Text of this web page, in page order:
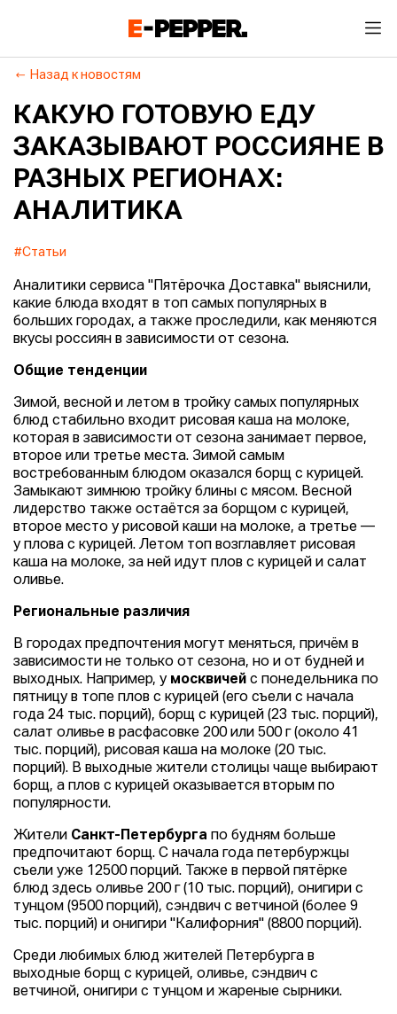
Назад к новостям
КАКУЮ ГОТОВУЮ ЕДУ
ЗАКАЗЫВАЮТ РОССИЯНЕ В
РАЗНЫХ РЕГИОНАХ:
АНАЛИТИКА
#Статьи
Аналитики сервиса "Пятёрочка Доставка" выяснили,
какие блюда входят в топ самых популярных в
больших городах, а также проследили, как меняются
вкусы россиян в зависимости от сезона.
Общие тенденции
Зимой, весной и летом в тройку самых популярных
блюд стабильно входит рисовая каша на молоке,
которая в зависимости от сезона занимает первое,
второе или третье места. Зимой самым
востребованным блюдом оказался борщ с курицей.
Замыкают зимнюю тройку блины с мясом. Весной
лидерство также остаётся за борщом с курицей,
второе место у рисовой каши на молоке, а третье —
у плова с курицей. Летом топ возглавляет рисовая
каша на молоке, за ней идут плов с курицей и салат
оливье.
Региональные различия
В городах предпочтения могут меняться, причём в
зависимости не только от сезона, но и от будней и
выходных. Например, у москвичей с понедельника по
пятницу в топе плов с курицей (его съели с начала
года 24 тыс. порций), борщ с курицей (23 тыс. порций),
салат оливье в расфасовке 200 или 500 г (около 41
тыс. порций), рисовая каша на молоке (20 тыс.
порций). В выходные жители столицы чаще выбирают
борщ, а плов с курицей оказывается вторым по
популярности.
Жители Санкт-Петербурга по будням больше
предпочитают борщ. С начала года петербуржцы
съели уже 12500 порций. Также в первой пятёрке
блюд здесь оливье 200 г (10 тыс. порций), онигири с
тунцом (9500 порций), сэндвич с ветчиной (более 9
тыс. порций) и онигири "Калифорния" (8800 порций).
Среди любимых блюд жителей Петербурга в
выходные борщ с курицей, оливье, сэндвич с
ветчиной, онигири с тунцом и жареные сырники.